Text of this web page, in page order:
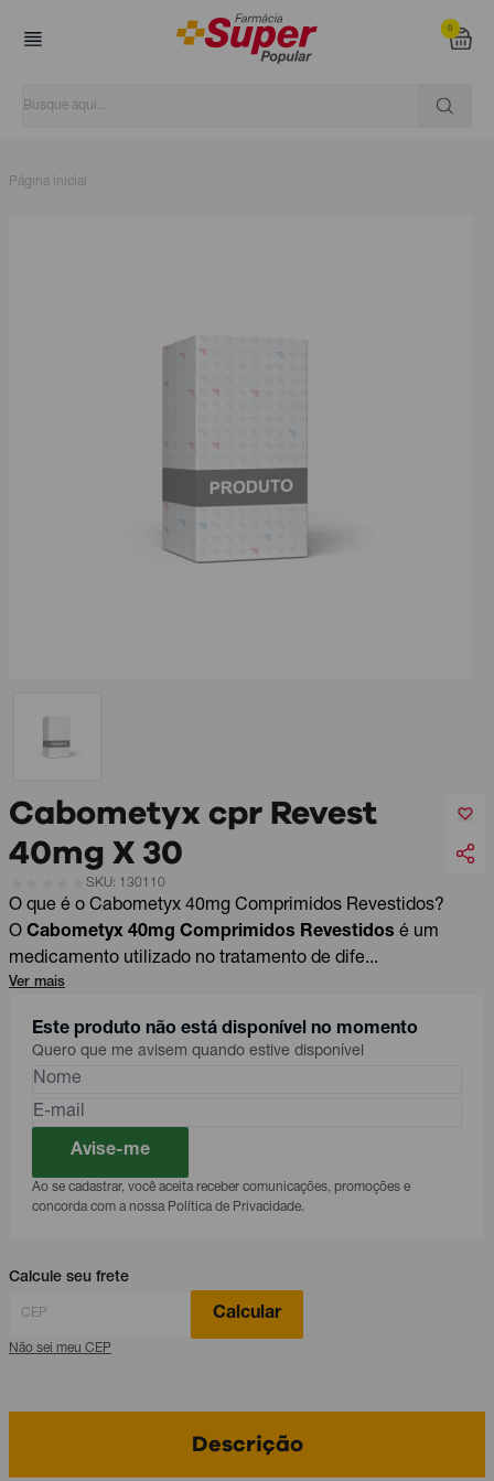
0
Página inicial
Cabometyx cpr Revest
40mg X 30
SKU: 130110
O que é o Cabometyx 40mg Comprimidos Revestidos?
O Cabometyx 40mg Comprimidos Revestidos é um
medicamento utilizado no tratamento de dife...
Ver mais
Este produto não está disponível no momento
Quero que me avisem quando estive disponível
Avise-me
Ao se cadastrar, você aceita receber comunicações, promoções e
concorda com a nossa Política de Privacidade.
Calcule seu frete
Calcular
Não sei meu CEP
Descrição